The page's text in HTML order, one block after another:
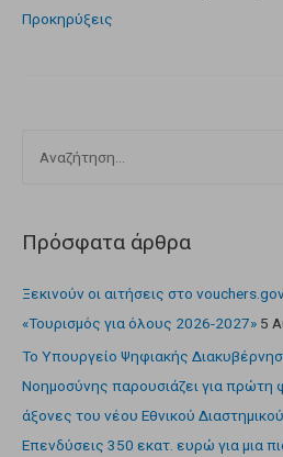
Προκηρύξεις
Πρόσφατα άρθρα
Ξεκινούν οι αιτήσεις στο
«Τουρισμός για όλους 2026-2027» 5
Το Υπουργείο Ψηφιακής
Νοημοσύνης παρουσιάζει για πρώτη
άξονες του νέου Εθνικού
Επενδύσεις 350 εκατ. ευρώ για μια